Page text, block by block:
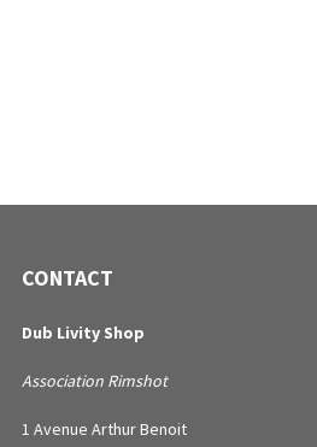
CONTACT
Dub Livity Shop
Association Rimshot
1 Avenue Arthur Benoit